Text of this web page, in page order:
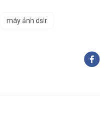
máy ảnh dslr